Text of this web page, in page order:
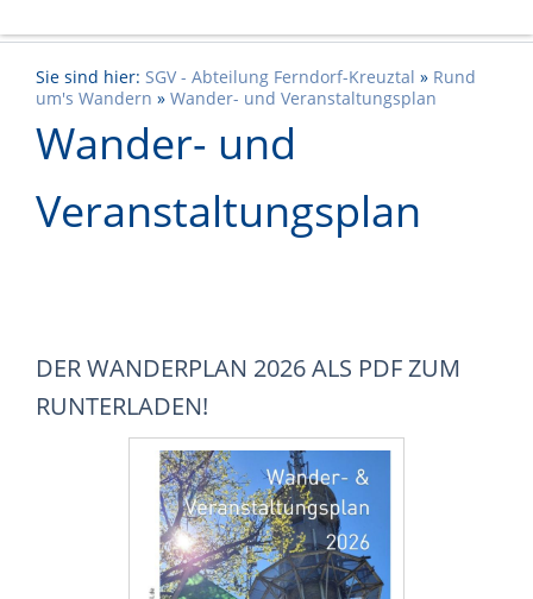
Sie sind hier: SGV - Abteilung Ferndorf-Kreuztal » Rund
um's Wandern » Wander- und Veranstaltungsplan
Wander- und
Veranstaltungsplan
DER WANDERPLAN 2026 ALS PDF ZUM
RUNTERLADEN!